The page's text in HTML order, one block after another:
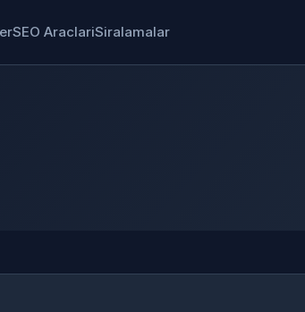
SEO AraclariSiralamalar